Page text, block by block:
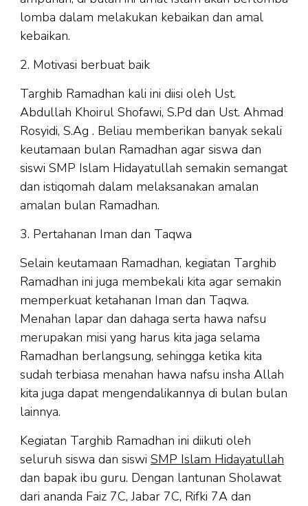
lomba dalam melakukan kebaikan dan amal
kebaikan.
2. Motivasi berbuat baik
Targhib Ramadhan kali ini diisi oleh Ust.
Abdullah Khoirul Shofawi, S.Pd dan Ust. Ahmad
Rosyidi, S.Ag . Beliau memberikan banyak sekali
keutamaan bulan Ramadhan agar siswa dan
siswi SMP Islam Hidayatullah semakin semangat
dan istiqomah dalam melaksanakan amalan
amalan bulan Ramadhan.
3. Pertahanan Iman dan Taqwa
Selain keutamaan Ramadhan, kegiatan Targhib
Ramadhan ini juga membekali kita agar semakin
memperkuat ketahanan Iman dan Taqwa.
Menahan lapar dan dahaga serta hawa nafsu
merupakan misi yang harus kita jaga selama
Ramadhan berlangsung, sehingga ketika kita
sudah terbiasa menahan hawa nafsu insha Allah
kita juga dapat mengendalikannya di bulan bulan
lainnya.
Kegiatan Targhib Ramadhan ini diikuti oleh
seluruh siswa dan siswi SMP Islam Hidayatullah
dan bapak ibu guru. Dengan lantunan Sholawat
dari ananda Faiz 7C, Jabar 7C, Rifki 7A dan